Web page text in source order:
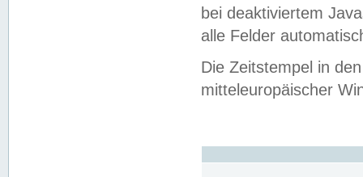
bei deaktiviertem
alle Felder
Die Zeitstempel in
mitteleuropäischer